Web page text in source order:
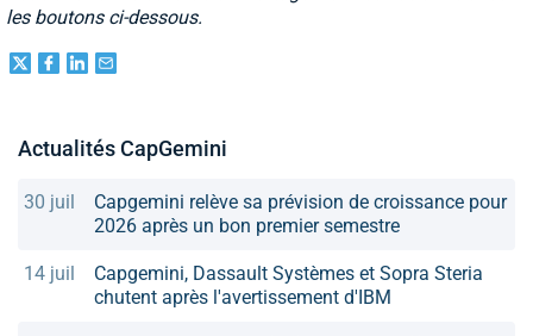
les boutons ci-dessous.
Actualités CapGemini
30 juil
Capgemini relève sa prévision de croissance pour
2026 après un bon premier semestre
14 juil
Capgemini, Dassault Systèmes et Sopra Steria
chutent après l'avertissement d'IBM